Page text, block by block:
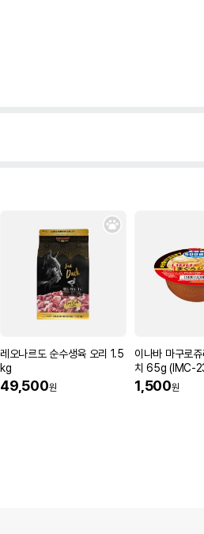
레오나르도 순수생육 오리 1.5
kg
49,500원
이나바 마구로
치 65g (IMC-
1,500원